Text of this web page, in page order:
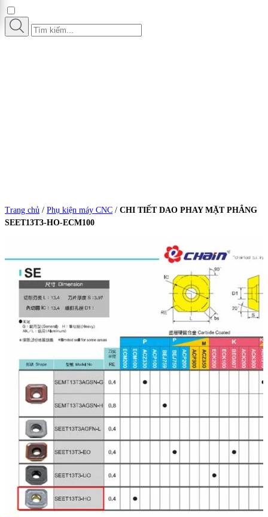
Trang chủ / Phụ kiện máy CNC / CHI TIẾT DAO PHAY MẶT PHẲNG
SEET13T3-HO-ECM100